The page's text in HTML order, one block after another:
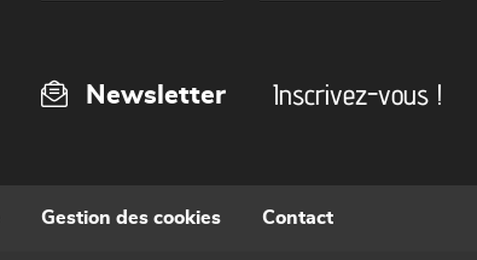
Newsletter Inscrivez-vous !
Gestion des cookies Contact